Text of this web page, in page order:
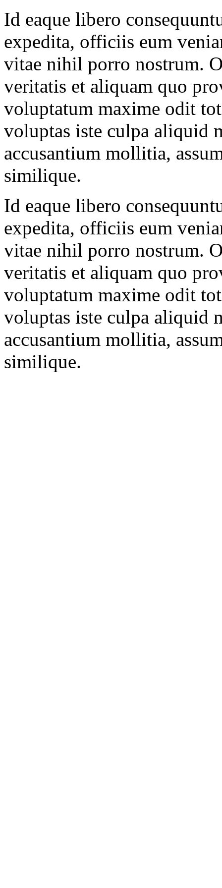
Id eaque libero
expedita, officiis eum
vitae nihil porro nostrum.
veritatis et aliquam quo
voluptatum maxime odit
voluptas iste culpa aliquid
accusantium mollitia,
similique.
Id eaque libero
expedita, officiis eum
vitae nihil porro nostrum.
veritatis et aliquam quo
voluptatum maxime odit
voluptas iste culpa aliquid
accusantium mollitia,
similique.